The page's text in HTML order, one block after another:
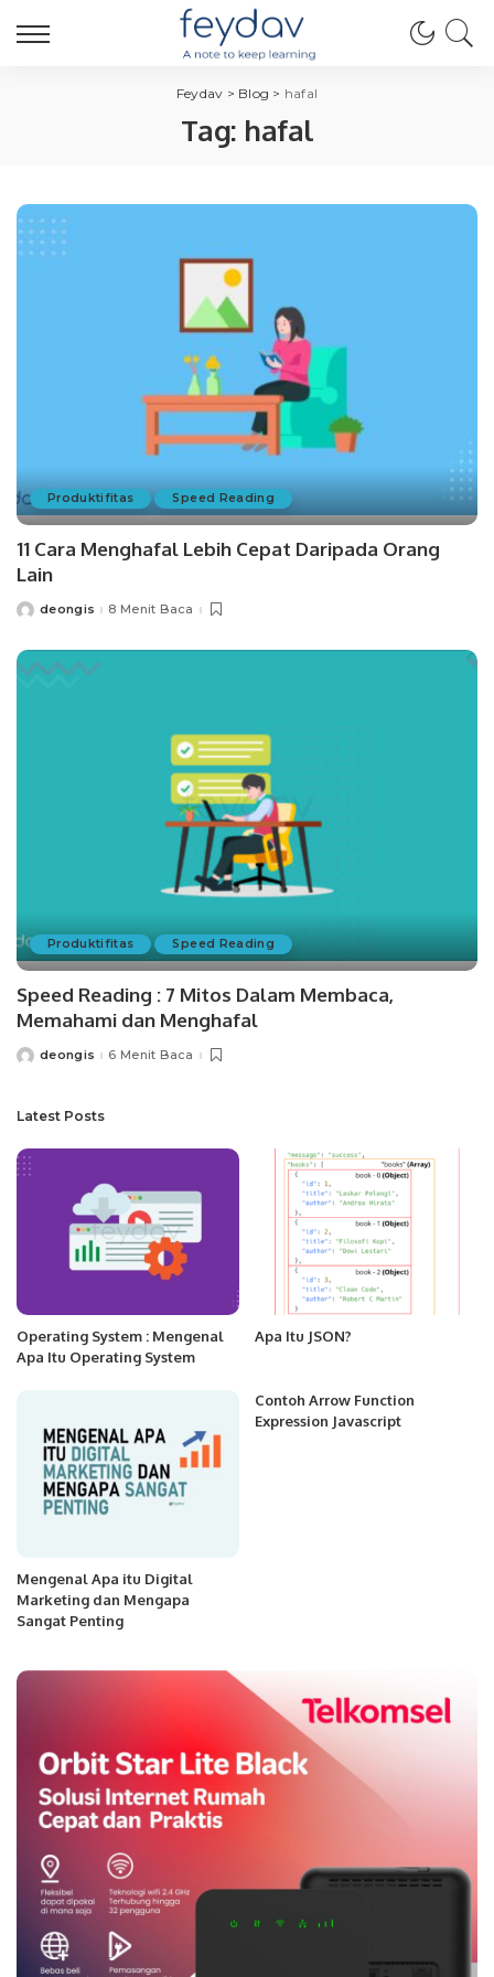
Feydav > Blog > hafal
Tag: hafal
Produktifitas Speed Reading
11 Cara Menghafal Lebih Cepat Daripada Orang
Lain
Posteddeongis 8 Menit Baca
Produktifitas Speed Reading
Speed Reading : 7 Mitos Dalam Membaca,
Memahami dan Menghafal
Posteddeongis 6 Menit Baca
Latest Posts
Operating System : Mengenal
Apa Itu Operating System
Apa Itu JSON?
Mengenal Apa itu Digital
Marketing dan Mengapa
Sangat Penting
Contoh Arrow Function
Expression Javascript